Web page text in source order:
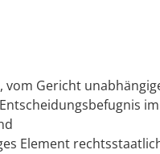
vom Gericht
Element